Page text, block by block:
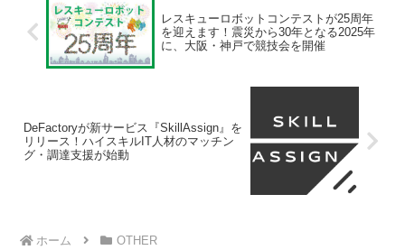
レスキューロボットコンテストが25周年
を迎えます！震災から30年となる2025年
に、大阪・神戸で競技会を開催
DeFactoryが新サービス『SkillAssign』を
リリース！ハイスキルIT人材のマッチン
グ・調達支援が始動
ホーム OTHER